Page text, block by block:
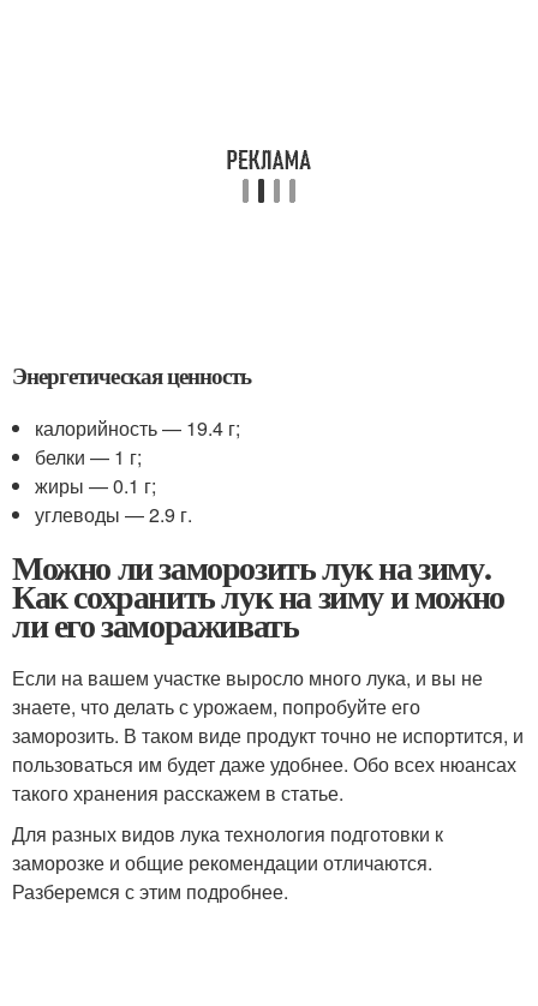
Энергетическая ценность
калорийность — 19.4 г;
белки — 1 г;
жиры — 0.1 г;
углеводы — 2.9 г.
Можно ли заморозить лук на зиму.
Как сохранить лук на зиму и можно
ли его замораживать
Если на вашем участке выросло много лука, и вы не
знаете, что делать с урожаем, попробуйте его
заморозить. В таком виде продукт точно не испортится, и
пользоваться им будет даже удобнее. Обо всех нюансах
такого хранения расскажем в статье.
Для разных видов лука технология подготовки к
заморозке и общие рекомендации отличаются.
Разберемся с этим подробнее.